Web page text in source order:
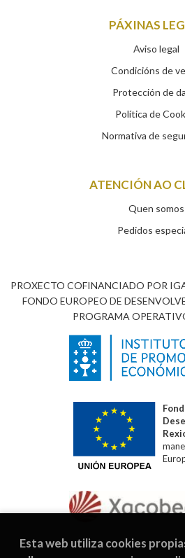
PÁXINAS
Aviso legal
Condicións de
Protección de
Política de
Normativa de
ATENCIÓN AO
Quen somos
Pedidos
PROXECTO COFINANCIADO POR
FONDO EUROPEO DE
PROGRAMA
Esta web utiliza cookies